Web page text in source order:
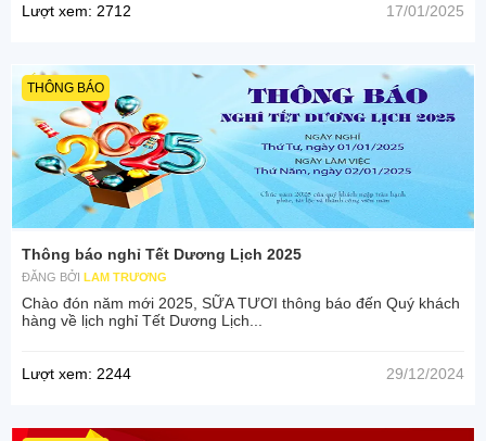
Lượt xem: 2712 17/01/2025
THÔNG BÁO
Thông báo nghỉ Tết Dương Lịch 2025
ĐĂNG BỞI LAM TRƯƠNG
Chào đón năm mới 2025, SỮA TƯƠI thông báo đến Quý khách
hàng về lịch nghỉ Tết Dương Lịch...
Lượt xem: 2244 29/12/2024